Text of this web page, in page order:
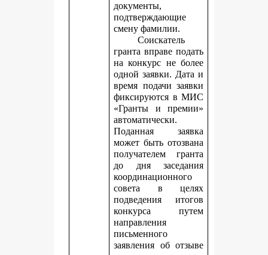
документы,
подтверждающие
смену фамилии.
Соискатель
гранта вправе подать
на конкурс не более
одной заявки. Дата и
время подачи заявки
фиксируются в МИС
«Гранты и премии»
автоматически.
Поданная заявка
может быть отозвана
получателем гранта
до дня заседания
координационного
совета в целях
подведения итогов
конкурса путем
направления
письменного
заявления об отзыве